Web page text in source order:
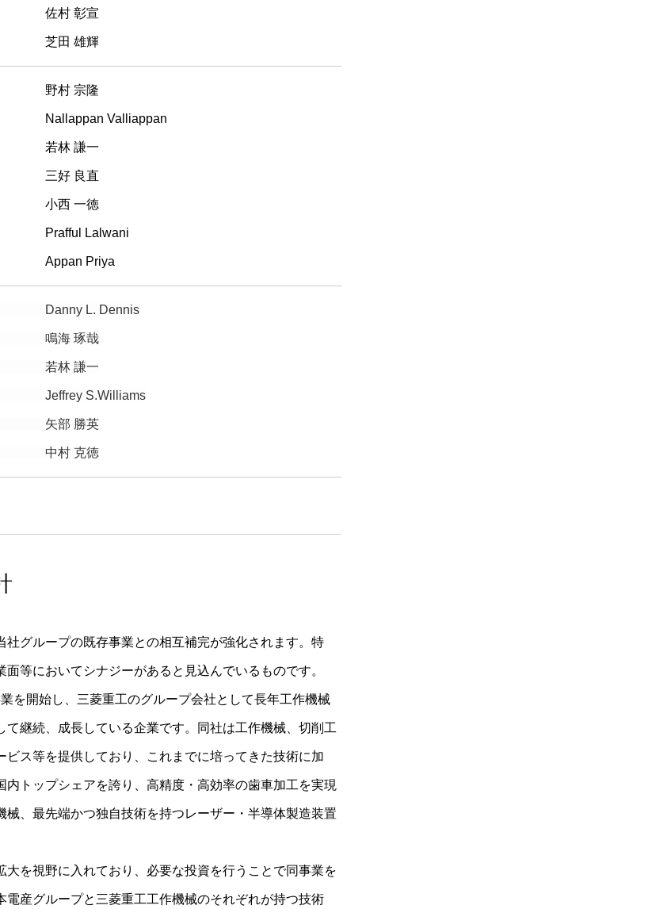
彰宣
雄輝
長 野村 宗隆
Valliappan
林 謙一
好 良直
西 一徳
Lalwani
Priya
L. Dennis
鳴海 琢哉
林 謙一
S.Williams
部 勝英
村 克徳
グループの既存事業との相互補完が強化されます。特
等においてシナジーがあると見込んでいるものです。
を開始し、三菱重工のグループ会社として長年工作機械
継続、成長している企業です。同社は工作機械、切削工
ス等を提供しており、これまでに培ってきた技術に加
トップシェアを誇り、高精度・高効率の歯車加工を実現
、最先端かつ独自技術を持つレーザー・半導体製造装置
を視野に入れており、必要な投資を行うことで同事業を
産グループと三菱重工工作機械のそれぞれが持つ技術